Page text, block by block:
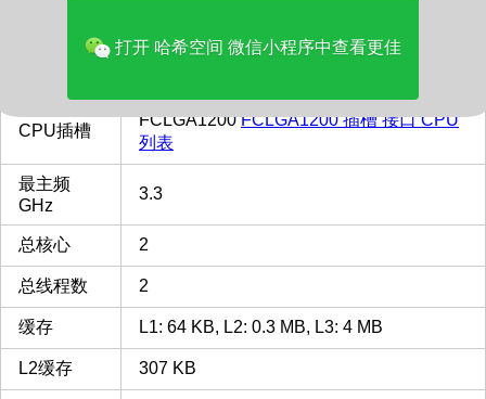
多核评分 2216
CPU插槽
FCLGA1200FCLGA1200 插槽 接口 CPU
列表
最主频
GHz
3.3
总核心 2
总线程数 2
缓存 L1: 64 KB, L2: 0.3 MB, L3: 4 MB
L2缓存 307 KB
打开 哈希空间 微信小程序中查看更佳